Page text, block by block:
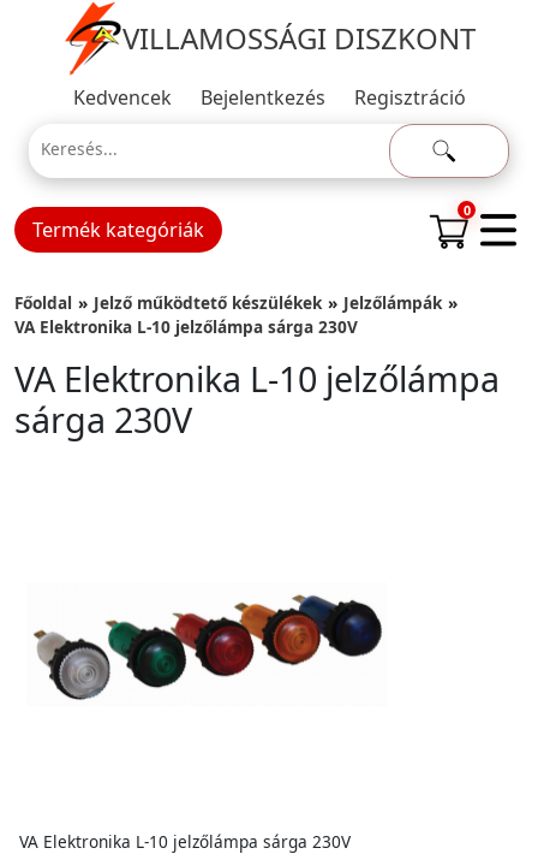
VILLAMOSSÁGI DISZKONT
Kedvencek Bejelentkezés Regisztráció
Termék kategóriák
0
Főoldal Jelző működtető készülékek
Jelzőlámpák
VA Elektronika L-10 jelzőlámpa sárga 230V
VA Elektronika L-10 jelzőlámpa
sárga 230V
VA Elektronika L-10 jelzőlámpa sárga 230V